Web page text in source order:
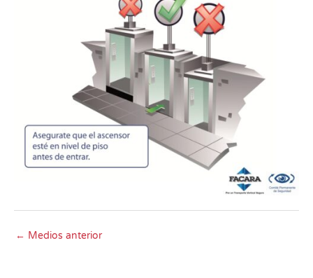
← Medios anterior